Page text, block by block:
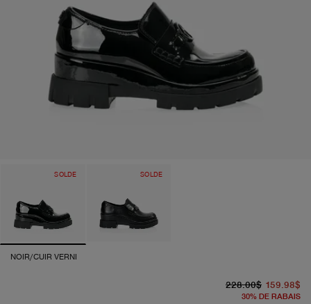
SOLDE SOLDE
NOIR/CUIR VERNI
228.00$ 159.98$
30% DE RABAIS